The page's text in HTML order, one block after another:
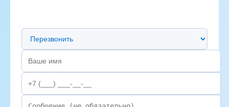
Предпочтительный способ связи